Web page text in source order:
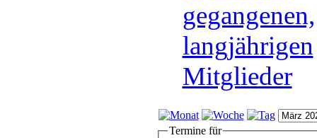
gegangenen,
langjährigen
Mitglieder
Termine für